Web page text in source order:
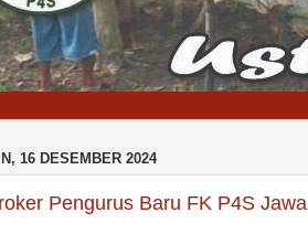
16 DESEMBER 2024
Pengurus Baru FK P4S